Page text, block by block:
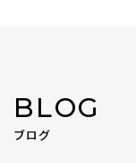
BLOG
ブログ